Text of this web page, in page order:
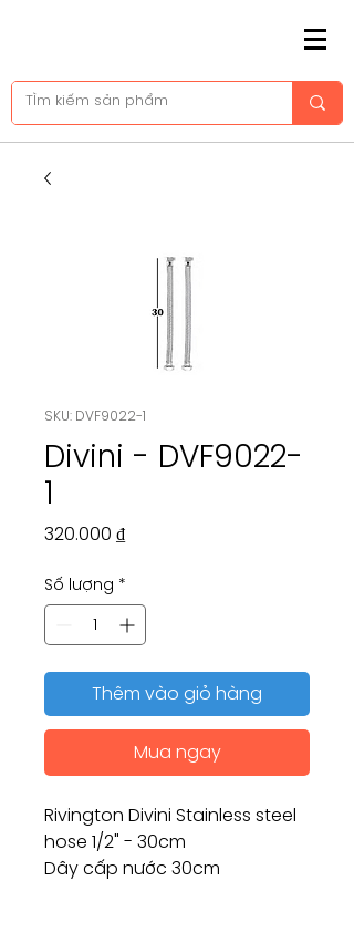
SKU: DVF9022-1
Divini - DVF9022-
1
320.000 ₫Giá
Số lượng *
Thêm vào giỏ hàng
Mua ngay
Rivington Divini Stainless steel
hose 1/2" - 30cm
Dây cấp nước 30cm